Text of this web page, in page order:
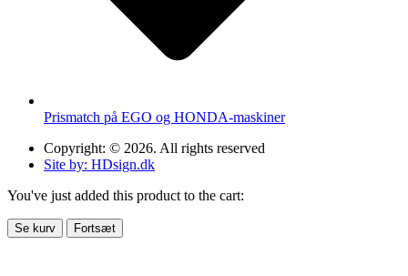
Prismatch på EGO og HONDA-maskiner
Copyright: © 2026. All rights reserved
Site by: HDsign.dk
You've just added this product to the cart:
Se kurv Fortsæt